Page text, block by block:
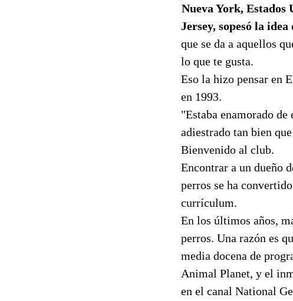
Nueva York, Estados
Jersey, sopesó la
que se da a aquellos
lo que te gusta.
Eso la hizo pensar en
en 1993.
"Estaba enamorado
adiestrado tan bien
Bienvenido al club.
Encontrar a un dueño
perros se ha
currículum.
En los últimos años,
perros. Una razón es
media docena de
Animal Planet, y el
en el canal National